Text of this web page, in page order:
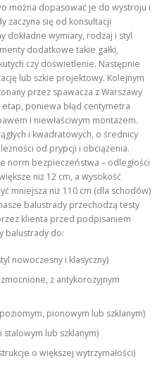
można dopasować je do wystroju i
zaczyna się od konsultacji
dokładne wymiary, rodzaj i styl
dodatkowe takie gałki,
czy doświetlenie. Następnie
lub szkie projektowy. Kolejnym
przez spawacza z Warszawy
poniewa błąd centymetra
i niewłaściwym montażem.
i kwadratowych, o średnicy
od prypcji i obciążenia.
norm bezpieczeństwa – odległości
niż 12 cm, a wysokość
mniejsza niż 110 cm (dla schodów)
balustrady przechodzą testy
klienta przed podpisaniem
balustrady do:
nowoczesny i klasyczny)
z antykorozyjnym
pionowym lub szklanym)
stalowym lub szklanym)
o większej wytrzymałości)